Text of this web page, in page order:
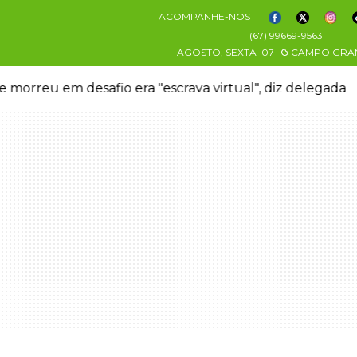
ACOMPANHE-NOS
(67) 99669-9563
AGOSTO, SEXTA 07 CAMPO
morreu em desafio era "escrava virtual", diz delegada